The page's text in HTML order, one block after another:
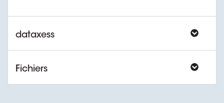
dataxess
Fichiers